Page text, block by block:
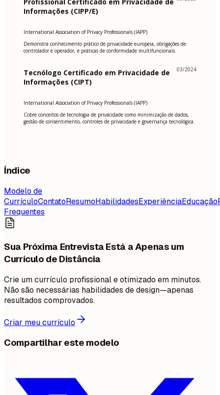
Informações (CIPP/E)
International Association of Privacy Professionals (IAPP)
Demonstra conhecimento prático de privacidade europeia, obrigações de
controlador e operador, e práticas de conformidade multifuncionais.
Tecnólogo Certificado em Privacidade de
Informações (CIPT)
03/2024
International Association of Privacy Professionals (IAPP)
Cobre conceitos de tecnologia de privacidade como minimização de dados,
gestão de consentimento, controles de privacidade e governança tecnológica.
Índice
Modelo de
CurrículoContatoResumoHabilidadesExperiênciaEducação
Frequentes
Sua Próxima Entrevista Está a Apenas um
Currículo de Distância
Crie um currículo profissional e otimizado em minutos.
Não são necessárias habilidades de design—apenas
resultados comprovados.
Criar meu currículo
Compartilhar este modelo